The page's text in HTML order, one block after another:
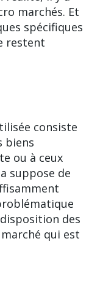
marchés. Et
spécifiques
restent
consiste
biens
ou à ceux
suppose de
des
qui est